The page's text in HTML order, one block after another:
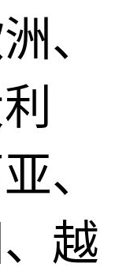
、
、
越